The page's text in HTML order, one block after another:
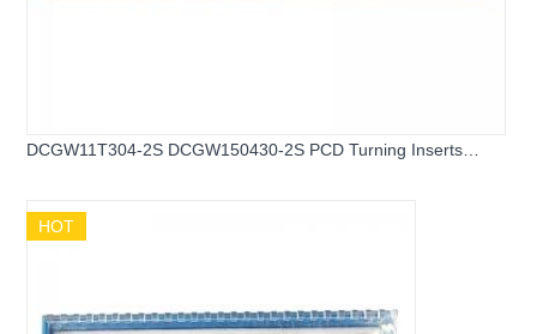
DCGW11T304-2S DCGW150430-2S PCD Turning Inserts
HOT